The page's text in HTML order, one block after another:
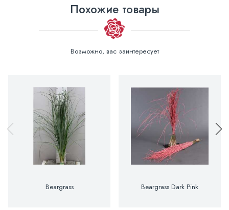
Похожие товары
Возможно, вас заинтересует
Beargrass Beargrass Dark Pink